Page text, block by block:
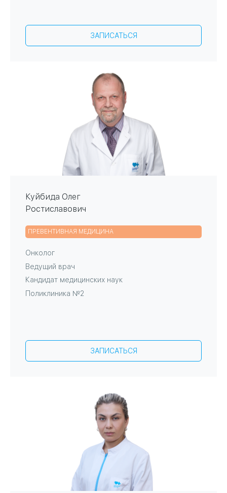
ЗАПИСАТЬСЯ
Куйбида Олег
Ростиславович
ПРЕВЕНТИВНАЯ МЕДИЦИНА
Онколог
Ведущий врач
Кандидат медицинских наук
Поликлиника №2
ЗАПИСАТЬСЯ